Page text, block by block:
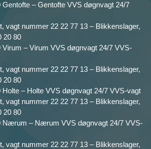
– Gentofte VVS døgnvagt 24/7
vagt nummer 22 22 77 13 – Blikkenslager,
20 80
Virum – Virum VVS døgnvagt 24/7 VVS-
vagt nummer 22 22 77 13 – Blikkenslager,
20 80
– Holte VVS døgnvagt 24/7 VVS-vagt
vagt nummer 22 22 77 13 – Blikkenslager,
20 80
Nærum – Nærum VVS døgnvagt 24/7 VVS-
vagt nummer 22 22 77 13 – Blikkenslager,